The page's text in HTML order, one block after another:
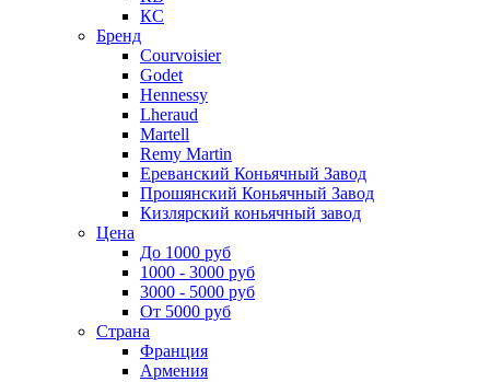
КС
Бренд
Courvoisier
Godet
Hennessy
Lheraud
Martell
Remy Martin
Ереванский Коньячный Завод
Прошянский Коньячный Завод
Кизлярский коньячный завод
Цена
До 1000 руб
1000 - 3000 руб
3000 - 5000 руб
От 5000 руб
Страна
Франция
Армения